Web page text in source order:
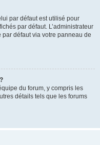
par défaut est utilisé pour
par défaut. L’administrateur
défaut via votre panneau de
du forum, y compris les
détails tels que les forums